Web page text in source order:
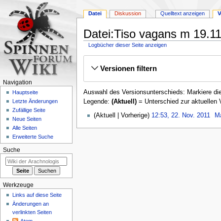
Datei:Tiso vagans m
Logbücher dieser Seite anzeigen
Navigation
SucheVersionen filtern
Auswahl des Versionsunterschieds: Markiere
Legende: (Aktuell)= Unterschied zur aktuellen
22.
Aktuell Vorherige 12:53, 22. Nov. 2011‎
Datei Diskussion Quelltext anzeigen
Navigation
Hauptseite
Letzte Änderungen
Zufällige Seite
Neue Seiten
Alle Seiten
Erweiterte Suche
Suche
Werkzeuge
Links auf diese Seite
Änderungen an
verlinkten Seiten